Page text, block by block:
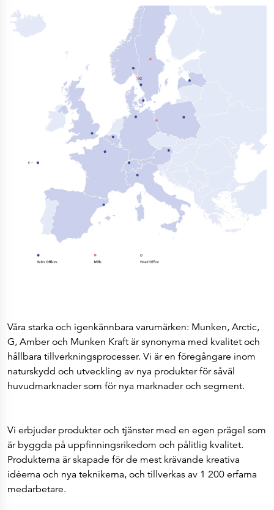
Våra starka och igenkännbara varumärken: Munken, Arctic,
G, Amber och Munken Kraft är synonyma med kvalitet och
hållbara tillverkningsprocesser. Vi är en föregångare inom
naturskydd och utveckling av nya produkter för såväl
huvudmarknader som för nya marknader och segment.
Vi erbjuder produkter och tjänster med en egen prägel som
är byggda på uppfinningsrikedom och pålitlig kvalitet.
Produkterna är skapade för de mest krävande kreativa
idéerna och nya teknikerna, och tillverkas av 1 200 erfarna
medarbetare.